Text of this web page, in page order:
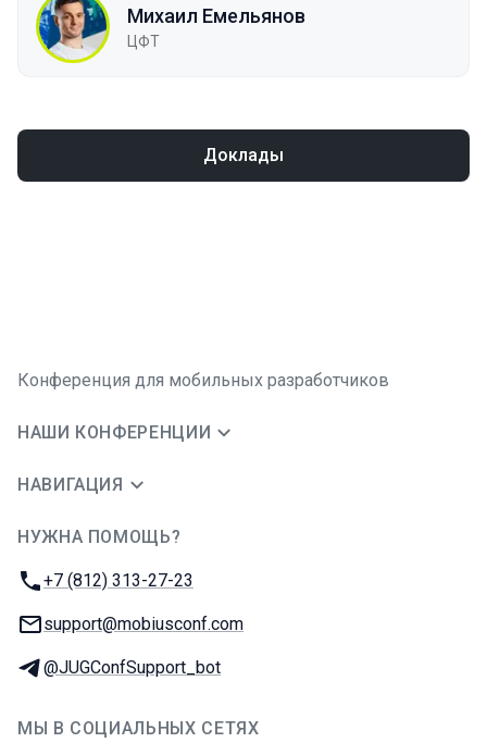
Михаил Емельянов
ЦФТ
Доклады
Конференция для мобильных разработчиков
НАШИ КОНФЕРЕНЦИИ
НАВИГАЦИЯ
НУЖНА ПОМОЩЬ?
Телефон:
+7 (812) 313-27-23
E-mail:
support@mobiusconf.com
Телеграм:
@JUGConfSupport_bot
МЫ В СОЦИАЛЬНЫХ СЕТЯХ